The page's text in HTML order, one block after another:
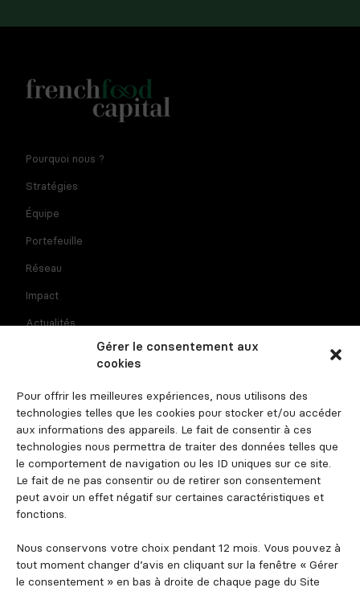
Gérer le consentement aux
cookies
Pour offrir les meilleures expériences, nous utilisons des
technologies telles que les cookies pour stocker et/ou accéder
aux informations des appareils. Le fait de consentir à ces
technologies nous permettra de traiter des données telles que
le comportement de navigation ou les ID uniques sur ce site.
Le fait de ne pas consentir ou de retirer son consentement
peut avoir un effet négatif sur certaines caractéristiques et
fonctions.
Nous conservons votre choix pendant 12 mois. Vous pouvez à
tout moment changer d’avis en cliquant sur la fenêtre « Gérer
le consentement » en bas à droite de chaque page du Site
Notre newsletter est réservée aux dirigeants et
entrepreneurs de l'agroalimentaire. En fournissant votre
adresse e-mail vous consentez à recevoir la newsletter par
courriel. Pour plus d'informations sur le traitement des
données à caractère personnel et sur vos droits, consultez
la
Pourquoi nous ?
Stratégies
Équipe
Portefeuille
Réseau
Impact
Actualités
Espace investisseur
Suivez-nous
Mentions légales et informations règlementaires